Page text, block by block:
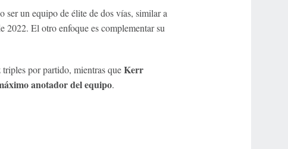
ser un equipo de élite de dos vías, similar a
El otro enfoque es complementar su
por partido, mientras queKerr
anotador del equipo.